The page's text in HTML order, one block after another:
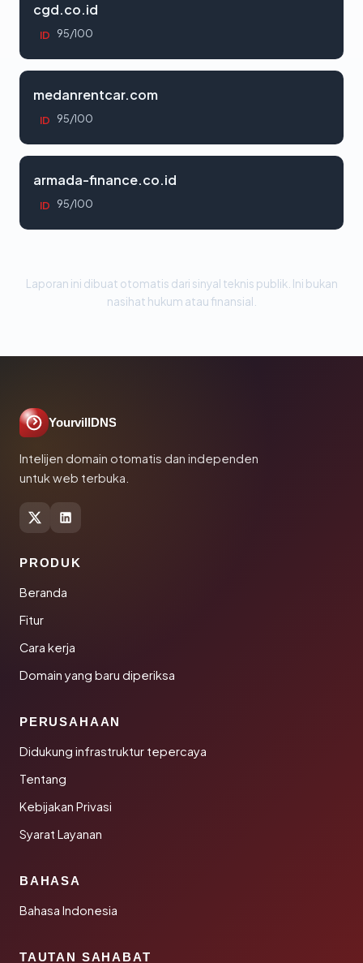
cgd.co.id
ID 95/100
medanrentcar.com
ID 95/100
armada-finance.co.id
ID 95/100
Laporan ini dibuat otomatis dari sinyal teknis publik. Ini bukan
nasihat hukum atau finansial.
YourvillDNS
Intelijen domain otomatis dan independen
untuk web terbuka.
PRODUK
Beranda
Fitur
Cara kerja
Domain yang baru diperiksa
PERUSAHAAN
Didukung infrastruktur tepercaya
Tentang
Kebijakan Privasi
Syarat Layanan
BAHASA
Bahasa Indonesia
TAUTAN SAHABAT